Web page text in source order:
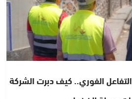
الفوري.. كيف دبرت الشركة